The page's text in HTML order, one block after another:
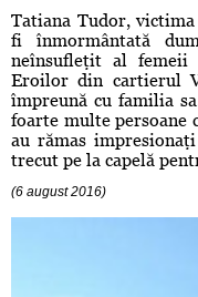
Tatiana Tudor,
fi înmormântată
neînsufleţit al femeii
Eroilor din cartierul
împreună cu familia
foarte multe persoane
au rămas
trecut pe la capelă
(6 august 2016)